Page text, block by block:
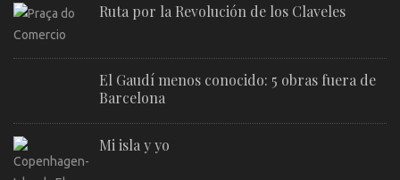
Ruta por la Revolución de los Claveles
El Gaudí menos conocido: 5 obras fuera de
Barcelona
Mi isla y yo